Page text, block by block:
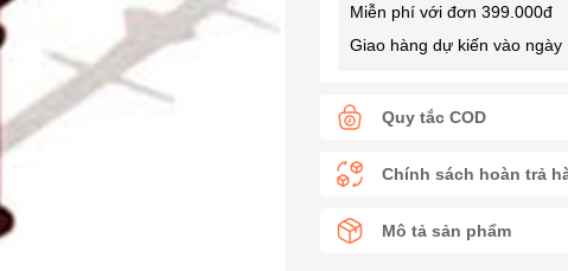
Miễn phí với đơn 399.000đ
Giao hàng dự kiến vào
Quy tắc COD
Chính sách hoàn trả
Mô tả sản phẩm